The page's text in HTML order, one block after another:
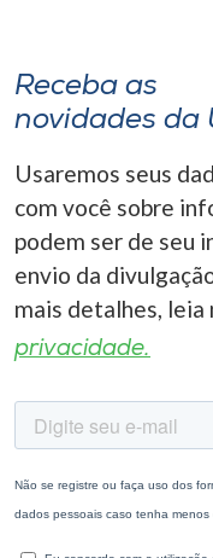
o idioma
A+
A-
Receba as
novidades da
Usaremos seus
com você sobre
podem ser de seu
envio da
mais detalhes, leia
privacidade.